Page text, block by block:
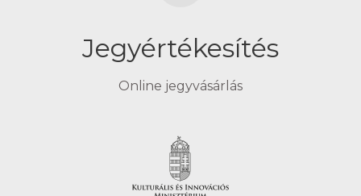
Jegyértékesítés
Online jegyvásárlás